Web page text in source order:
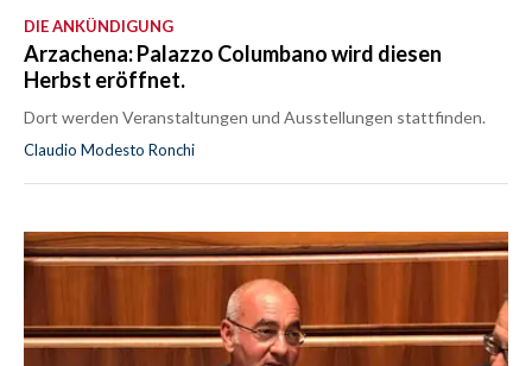
DIE ANKÜNDIGUNG
Arzachena: Palazzo Columbano wird diesen
Herbst eröffnet.
Dort werden Veranstaltungen und Ausstellungen stattfinden.
Claudio Modesto Ronchi